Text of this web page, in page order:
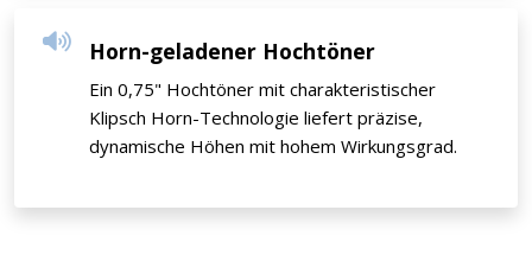
Horn-geladener Hochtöner
Ein 0,75" Hochtöner mit charakteristischer
Klipsch Horn-Technologie liefert präzise,
dynamische Höhen mit hohem Wirkungsgrad.